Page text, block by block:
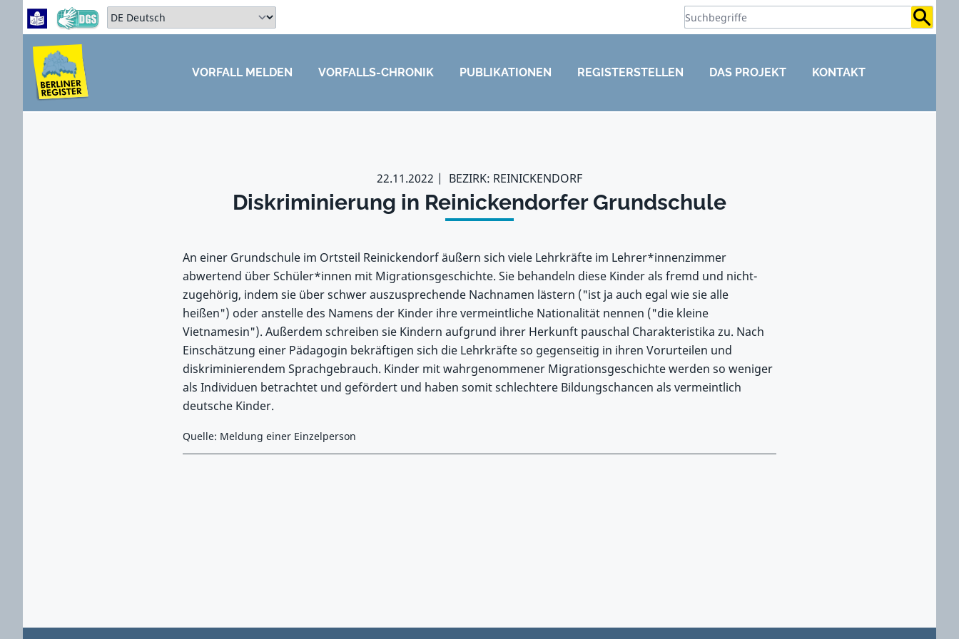
Zum Hauptbereich springen
Zum Hauptmenü springen
Sprache auswählen:
ZUM HAUPTBEREICH SPRINGEN
VORFALL MELDEN VORFALLS-CHRONIK PUBLIKATIONEN REGISTERSTELLEN DAS PROJEKT KONTAKT
22.11.2022 BEZIRK: REINICKENDORF
Diskriminierung in Reinickendorfer Grundschule
An einer Grundschule im Ortsteil Reinickendorf äußern sich viele Lehrkräfte im Lehrer*innenzimmer
abwertend über Schüler*innen mit Migrationsgeschichte. Sie behandeln diese Kinder als fremd und nicht-
zugehörig, indem sie über schwer auszusprechende Nachnamen lästern ("ist ja auch egal wie sie alle
heißen") oder anstelle des Namens der Kinder ihre vermeintliche Nationalität nennen ("die kleine
Vietnamesin"). Außerdem schreiben sie Kindern aufgrund ihrer Herkunft pauschal Charakteristika zu. Nach
Einschätzung einer Pädagogin bekräftigen sich die Lehrkräfte so gegenseitig in ihren Vorurteilen und
diskriminierendem Sprachgebrauch. Kinder mit wahrgenommener Migrationsgeschichte werden so weniger
als Individuen betrachtet und gefördert und haben somit schlechtere Bildungschancen als vermeintlich
deutsche Kinder.
Quelle: Meldung einer Einzelperson